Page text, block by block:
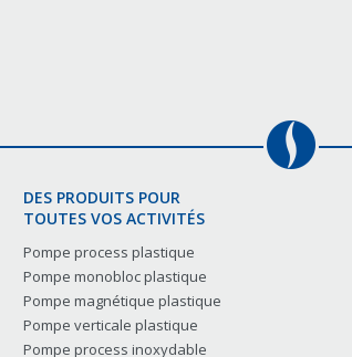
DES PRODUITS POUR
TOUTES VOS ACTIVITÉS
Pompe process plastique
Pompe monobloc plastique
Pompe magnétique plastique
Pompe verticale plastique
Pompe process inoxydable